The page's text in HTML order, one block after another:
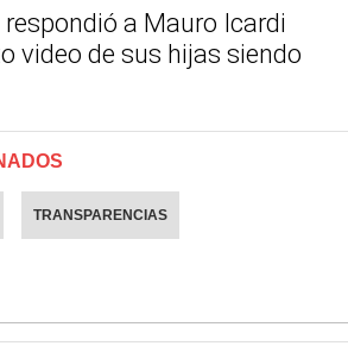
a Mauro Icardi
video de sus hijas siendo
TRANSPARENCIAS